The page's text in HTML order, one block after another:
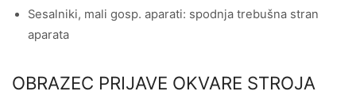
Sesalniki, mali gosp. aparati: spodnja trebušna stran
aparata
OBRAZEC PRIJAVE OKVARE STROJA